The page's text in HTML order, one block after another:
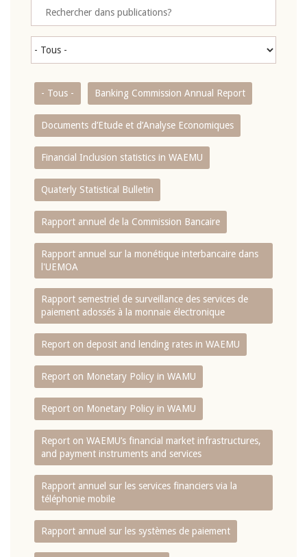
- Tous - Banking Commission Annual Report
Documents d’Etude et d’Analyse Economiques
Financial Inclusion statistics in WAEMU
Quaterly Statistical Bulletin
Rapport annuel de la Commission Bancaire
Rapport annuel sur la monétique interbancaire dans
l'UEMOA
Rapport semestriel de surveillance des services de
paiement adossés à la monnaie électronique
Report on deposit and lending rates in WAEMU
Report on Monetary Policy in WAMU
Report on Monetary Policy in WAMU
Report on WAEMU’s financial market infrastructures,
and payment instruments and services
Rapport annuel sur les services financiers via la
téléphonie mobile
Rapport annuel sur les systèmes de paiement